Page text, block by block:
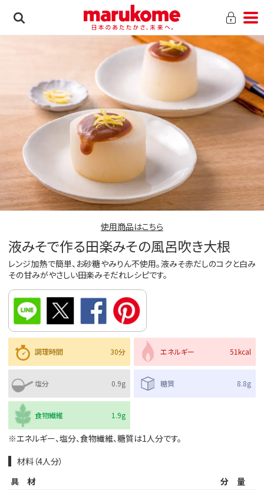
使用商品はこちら
液みそで作る田楽みその風呂吹き大根
レンジ加熱で簡単、お砂糖やみりん不使用。液みそ赤だしのコクと白み
その甘みがやさしい田楽みそだれレシピです。
調理時間 30分 エネルギー 51kcal
塩分 0.9g 糖質 8.8g
食物繊維 1.9g
※エネルギー、塩分、食物繊維、糖質は1人分です。
材料（4人分）
具材
分量